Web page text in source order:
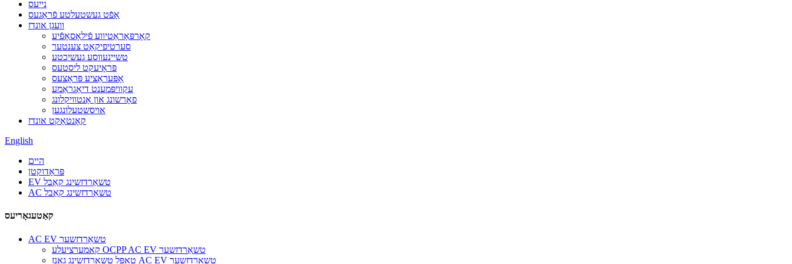
נייעס
אָפֿט געשטעלטע פֿראַגעס
וועגן אונדז
קאָרפּאָראַטיווע פֿילאָסאָפֿיע
סערטיפיקאַט צענטער
טשיינעווסע געשיכטע
פּראָיעקט ליסטעס
אָפּעראַציע פּראָצעס
עקוויפּמענט דיאַגראַמע
פאָרשונג און אַנטוויקלונג
אויסשטעלונגען
קאָנטאַקט אונדז
English
היים
פּראָדוקטן
EV טשאַרדזשינג קאַבל
AC טשאַרדזשינג קאַבל
קאַטעגאָריעס
AC EV טשאַרדזשער
קאמערציעלע OCPP AC EV טשאַרדזשער
טאָפּל טשאַרדזשינג גאַנז AC EV טשאַרדזשער